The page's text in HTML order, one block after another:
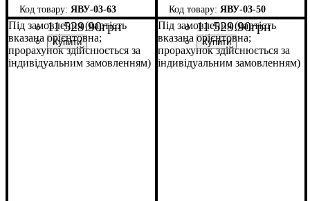
ЯВУ-03-63
11 529.90грн
ЯВУ-03-50
11 529.90грн
Під замовлення (вартість
вказана орієнтовна;
прорахунок здійснюється за
індивідуальним замовленням)
Під замовлення (вартість
вказана орієнтовна;
прорахунок здійснюється за
індивідуальним замовленням)